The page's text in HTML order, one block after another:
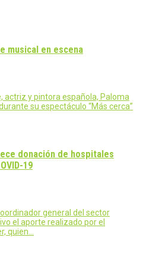
musical en escena
actriz y pintora española, Paloma
su espectáculo “Más cerca”
donación de hospitales
19
general del sector
el aporte realizado por el
quien…